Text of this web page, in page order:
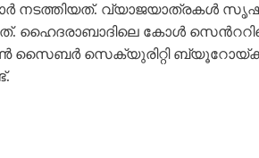
നടത്തിയത്. വ്യാജയാത്രകള്‍
ഹൈദരാബാദിലെ കോള്‍
സൈബര്‍ സെക്യുരിറ്റി ബ്യൂറോയ്ക്ക്